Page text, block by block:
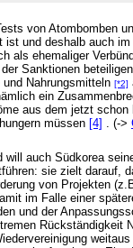
von Atombomben
ist und deshalb auch im
als ehemaliger
Sanktionen
und Nahrungsmitteln [*2]
ein
aus dem jetzt
müssen [4] . (->
will auch Südkorea
sie zielt darauf,
von Projekten
im Falle einer
und der
Rückständigkeit